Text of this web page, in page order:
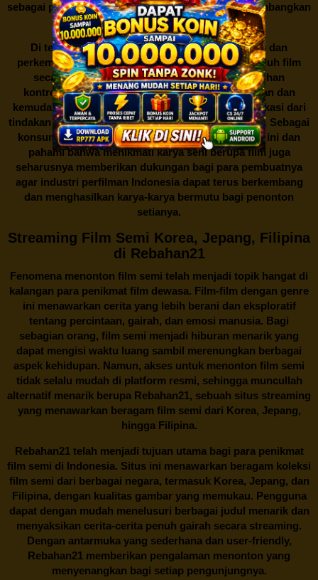
sebagai pengguna juga perlu bijak dalam mempertimbangkan
akibat dari tindakan tersebut.
Di tengah dinamika persaingan industri hiburan dan
perkembangan teknologi, menonton dan mengunduh film
secara gratis diRebahan21menjadi sebuah pilihan
kontroversial. Meskipun menawarkan kenyamanan dan
kemudahan akses, kita juga harus memahami implikasi dari
tindakan ini terhadap para pelaku industri perfilman. Sebagai
konsumen, bijaklah dalam menggunakan platform ini dan
pahami bahwa menikmati karya seni berupa film juga
seharusnya memberikan dukungan bagi para pembuatnya
agar industri perfilman Indonesia dapat terus berkembang
dan menghasilkan karya-karya bermutu bagi penonton
setianya.
Streaming Film Semi Korea, Jepang, Filipina
di Rebahan21
Fenomena menonton film semi telah menjadi topik hangat di
kalangan para penikmat film dewasa. Film-film dengan genre
ini menawarkan cerita yang lebih berani dan eksploratif
tentang percintaan, gairah, dan emosi manusia. Bagi
sebagian orang, film semi menjadi hiburan menarik yang
dapat mengisi waktu luang sambil merenungkan berbagai
aspek kehidupan. Namun, akses untuk menonton film semi
tidak selalu mudah di platform resmi, sehingga muncullah
alternatif menarik berupa Rebahan21, sebuah situs streaming
yang menawarkan beragam film semi dari Korea, Jepang,
hingga Filipina.
Rebahan21telah menjadi tujuan utama bagi para penikmat
film semi di Indonesia. Situs ini menawarkan beragam koleksi
film semi dari berbagai negara, termasuk Korea, Jepang, dan
Filipina, dengan kualitas gambar yang memukau. Pengguna
dapat dengan mudah menelusuri berbagai judul menarik dan
menyaksikan cerita-cerita penuh gairah secara streaming.
Dengan antarmuka yang sederhana dan user-friendly,
Rebahan21 memberikan pengalaman menonton yang
menyenangkan bagi setiap pengunjungnya.